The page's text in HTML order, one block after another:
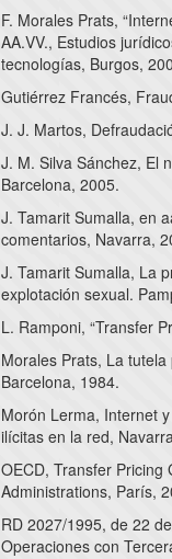
F. Morales Prats,
AA.VV., Estudios
tecnologías, Burgos,
Gutiérrez Francés,
J. J. Martos,
J. M. Silva Sánchez, El
Barcelona, 2005.
J. Tamarit Sumalla, en
comentarios, Navarra,
J. Tamarit Sumalla, La
explotación sexual.
L. Ramponi, “Transfer
Morales Prats, La
Barcelona, 1984.
Morón Lerma, Internet
ilícitas en la red,
OECD, Transfer Pricing
Administrations, París,
RD 2027/1995, de 22
Operaciones con